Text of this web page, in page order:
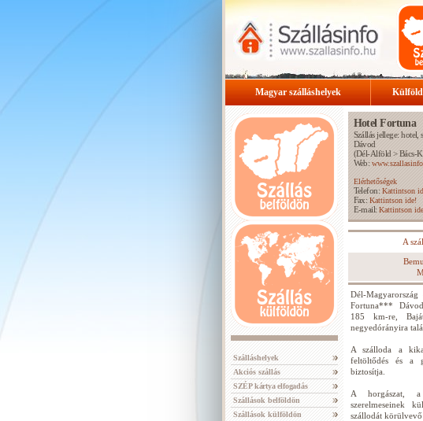
Magyar szálláshelyek
Szálláshelyek
Akciós szállás
SZÉP kártya elfogadás
Szállások belföldön
Szállások külföldön
Hotel Fortuna
Szállás jellege: hotel,
Dávod
(Dél-Alföld >Bács-
Web:
Elérhetőségek
Telefon: Kattintson
Fax: Kattintson ide!
E-mail:Kattintson
A
Dél-
Fortuna***
185 km-re,
negyedórányira
A szálloda a
feltöltődés és a
biztosítja.
A horgászat,
szerelmeseinek
szállodát körülvevő